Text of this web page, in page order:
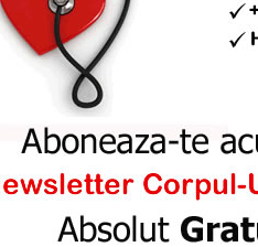
autismul’
Autism